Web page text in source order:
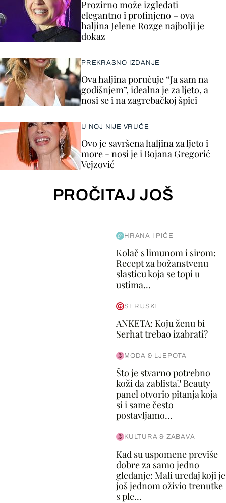
Prozirno može izgledati
elegantno i profinjeno – ova
haljina Jelene Rozge najbolji je
dokaz
PREKRASNO IZDANJE
Ova haljina poručuje “Ja sam na
godišnjem”, idealna je za ljeto, a
nosi se i na zagrebačkoj špici
U NOJ NIJE VRUĆE
Ovo je savršena haljina za ljeto i
more - nosi je i Bojana Gregorić
Vejzović
PROČITAJ JOŠ
HRANA I PIĆE
Kolač s limunom i sirom:
Recept za božanstvenu
slasticu koja se topi u
ustima...
SERIJSKI
ANKETA: Koju ženu bi
Serhat trebao izabrati?
MODA & LJEPOTA
Što je stvarno potrebno
koži da zablista? Beauty
panel otvorio pitanja koja
si i same često
postavljamo...
KULTURA & ZABAVA
Kad su uspomene previše
dobre za samo jedno
gledanje: Mali uređaj koji je
još jednom oživio trenutke
s ple...